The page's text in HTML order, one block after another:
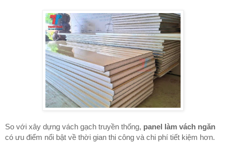
So với xây dựng vách gạch truyền thống, panel làm vách ngăn
có ưu điểm nổi bật về thời gian thi công và chi phí tiết kiệm hơn.